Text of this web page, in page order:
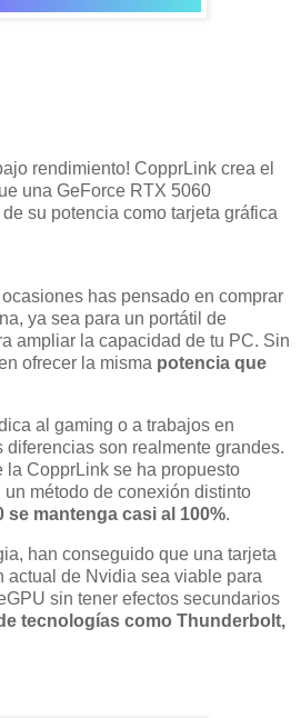
rendimiento! CopprLink crea el
una GeForce RTX 5060
su potencia como tarjeta gráfica
has pensado en comprar
ya sea para un portátil de
ampliar la capacidad de tu PC. Sin
ofrecer la misma potencia que
al gaming o a trabajos en
diferencias son realmente grandes.
la CopprLink se ha propuesto
método de conexión distinto
se mantenga casi al 100%.
han conseguido que una tarjeta
actual de Nvidia sea viable para
sin tener efectos secundarios
tecnologías como Thunderbolt,